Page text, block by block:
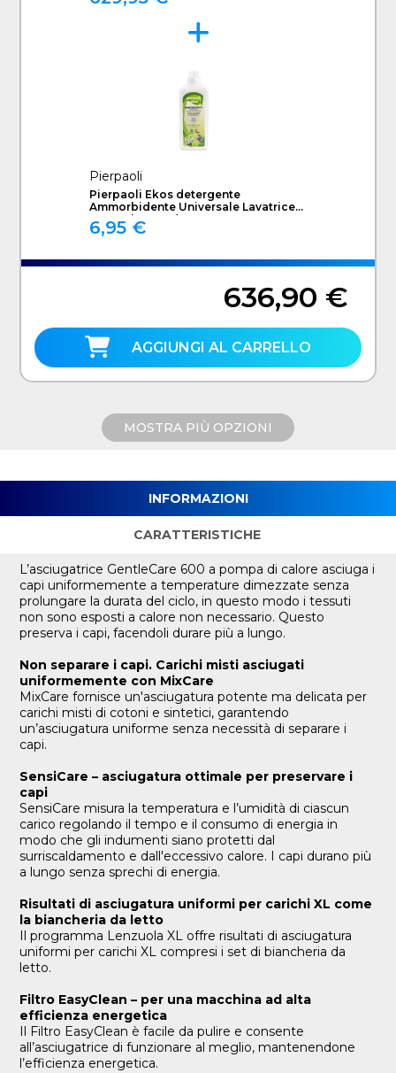
Pierpaoli
Pierpaoli Ekos detergente
Ammorbidente Universale Lavatrice
1000 ml Lavanda
6,95 €
636,90 €
AGGIUNGI AL CARRELLO
MOSTRA PIÙ OPZIONI
INFORMAZIONI
CARATTERISTICHE
L’asciugatrice GentleCare 600 a pompa di calore asciuga i
capi uniformemente a temperature dimezzate senza
prolungare la durata del ciclo, in questo modo i tessuti
non sono esposti a calore non necessario. Questo
preserva i capi, facendoli durare più a lungo.
Non separare i capi. Carichi misti asciugati
uniformemente con MixCare​
MixCare fornisce un'asciugatura potente ma delicata per
carichi misti di cotoni e sintetici, garantendo
un’asciugatura uniforme senza necessità di separare i
capi.
SensiCare – asciugatura ottimale per preservare i
capi
SensiCare misura la temperatura e l’umidità di ciascun
carico regolando il tempo e il consumo di energia in
modo che gli indumenti siano protetti dal
surriscaldamento e dall'eccessivo calore. I capi durano più
a lungo senza sprechi di energia.​
Risultati di asciugatura uniformi per carichi XL come
la biancheria da letto
Il programma Lenzuola XL offre risultati di asciugatura
uniformi per carichi XL compresi i set di biancheria da
letto.
Filtro EasyClean – per una macchina ad alta
efficienza energetica
Il Filtro EasyClean è facile da pulire e consente
all’asciugatrice di funzionare al meglio, mantenendone
l’efficienza energetica.